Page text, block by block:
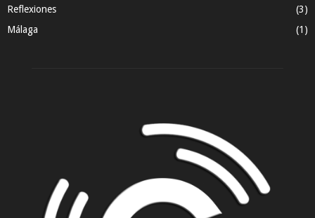
Reflexiones
(3)
Málaga
(1)